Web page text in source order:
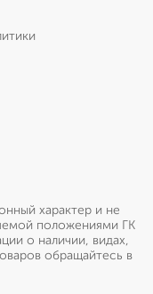
характер и не
положениями ГК
о наличии, видах,
обращайтесь в